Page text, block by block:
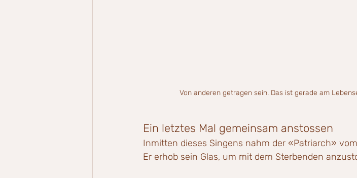
Von anderen getragen sein. Das ist gerade am
Ein letztes Mal gemeinsam anstossen
Inmitten dieses Singens nahm der «Patriarch»
Er erhob sein Glas, um mit dem Sterbenden